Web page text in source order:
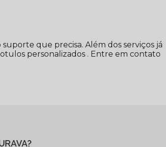
que precisa. Além dos serviços já
personalizados . Entre em contato